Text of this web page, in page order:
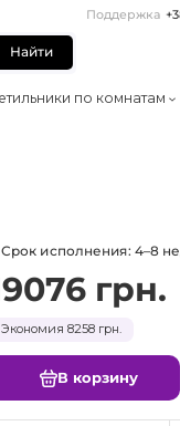
Поддержка
Найти
по комнатам
Срок исполнения: 4–8
грн.
Экономия 8258 грн.
В корзину